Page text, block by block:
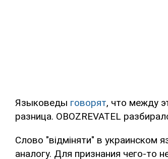
Языковеды говорят, что между
разница. OBOZREVATEL
Слово "відміняти" в украинском
аналогу. Для признания чего-то